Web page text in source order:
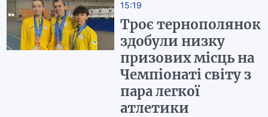
15:19
Троє тернополянок
здобули низку
призових місць на
Чемпіонаті світу з
пара легкої
атлетики